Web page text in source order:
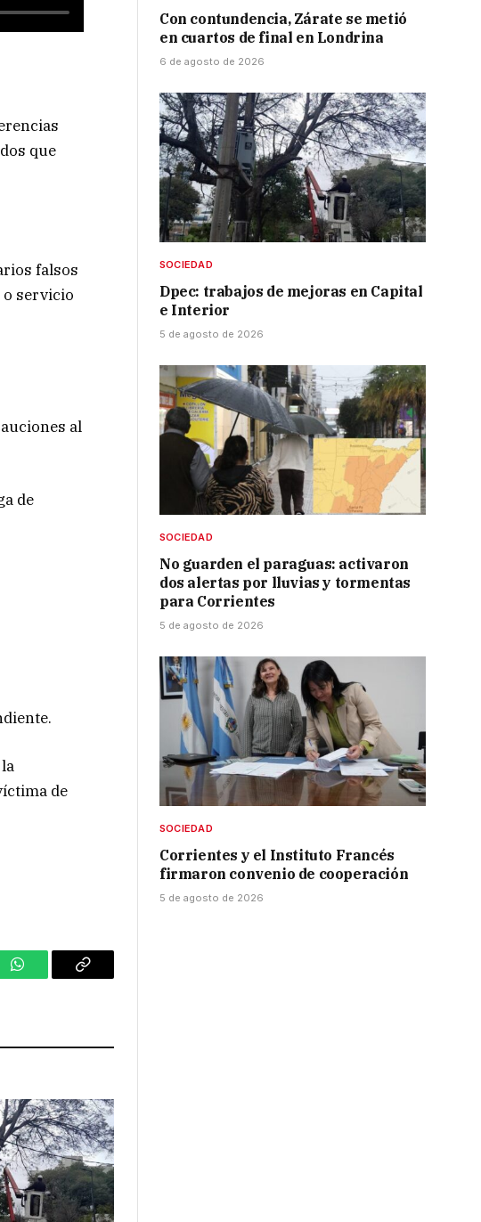
que
falsos
servicio
al
de
de
WhatsAppCopy
Con contundencia, Zárate se metió
en cuartos de final en Londrina
6 de agosto de 2026
SOCIEDAD
Dpec: trabajos de mejoras en Capital
e Interior
5 de agosto de 2026
SOCIEDAD
No guarden el paraguas: activaron
dos alertas por lluvias y tormentas
para Corrientes
5 de agosto de 2026
SOCIEDAD
Corrientes y el Instituto Francés
firmaron convenio de cooperación
5 de agosto de 2026